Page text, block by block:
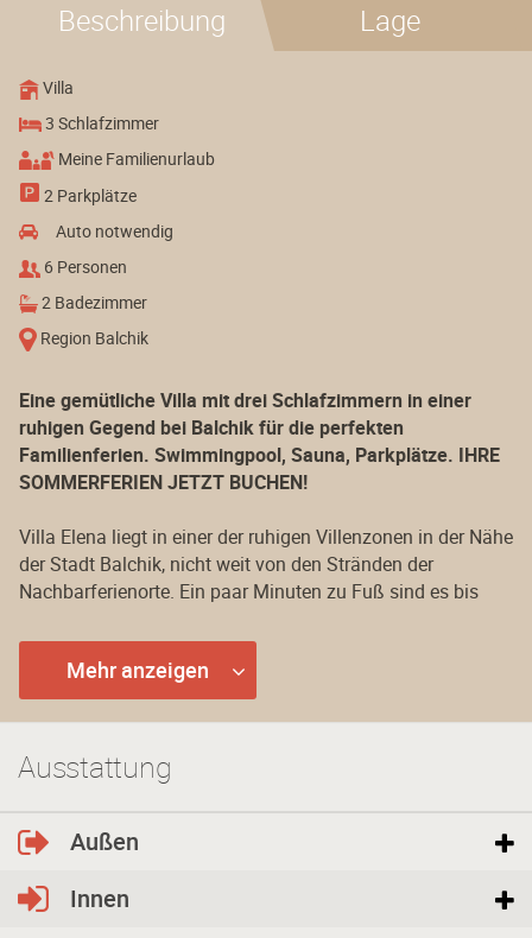
Beschreibung Lage
Villa
3 Schlafzimmer
Meine Familienurlaub
2 Parkplätze
Auto notwendig
6 Personen
2 Badezimmer
Region Balchik
Eine gemütliche Villa mit drei Schlafzimmern in einer
ruhigen Gegend bei Balchik für die perfekten
Familienferien. Swimmingpool, Sauna, Parkplätze. IHRE
SOMMERFERIEN JETZT BUCHEN!
Villa Elena liegt in einer der ruhigen Villenzonen in der Nähe
der Stadt Balchik, nicht weit von den Stränden der
Nachbarferienorte. Ein paar Minuten zu Fuß sind es bis
bulgarischer und internationaler Küche. Die Villa fasziniert
Sie durch die Aussicht, wenn Sie auf der Terrasse im
letzten Stock sitzen.
Villa Elena sieht wie ein Schloss mit einem massiven Zaun
aus und bietet ihren Gästen Abgeschiedenheit und Ruhe.
Garten und einen Innenhof, wo zwei Autos parken können.
der andere – im Innenhof. An den heißen Sommertagen
können Sie die Kühle am Swimmingpool genießen. Für die
Mehr anzeigen
Ausstattung
Außen
Innen